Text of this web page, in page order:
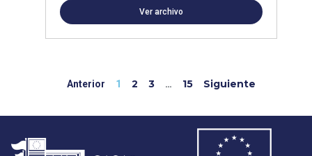
Ver archivo
Anterior 1 2 3 … 15 Siguiente